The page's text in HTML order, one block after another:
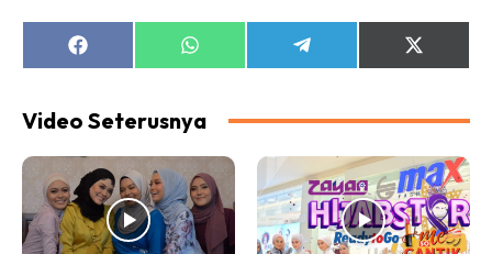
Share
on
Share
on
Share
on
Share
on
Video Seterusnya